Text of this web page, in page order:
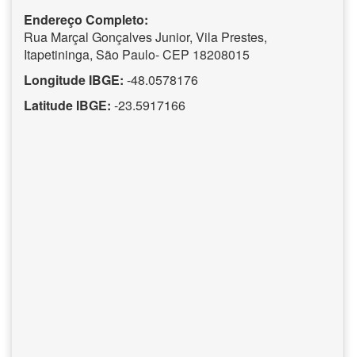
Endereço Completo:
Rua Marçal Gonçalves Junior, Vila Prestes,
Itapetininga, São Paulo- CEP 18208015
Longitude IBGE: -48.0578176
Latitude IBGE: -23.5917166